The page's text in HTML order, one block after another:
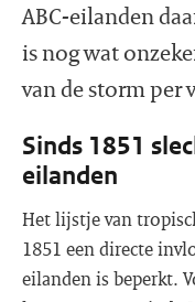
ABC-eilanden
is nog wat
van de storm per
Sinds 1851
eilanden
Het lijstje van
1851 een directe
eilanden is beperkt.